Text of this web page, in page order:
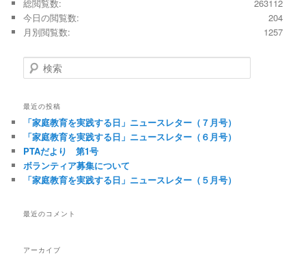
263112
総閲覧数:
204
今日の閲覧数:
1257
月別閲覧数:
検
索
最近の投稿
「家庭教育を実践する日」ニュースレター（７月号）
「家庭教育を実践する日」ニュースレター（６月号）
PTAだより 第1号
ボランティア募集について
「家庭教育を実践する日」ニュースレター（５月号）
最近のコメント
アーカイブ